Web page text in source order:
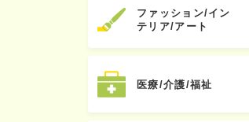
ファッション/イン
テリア/アート
医療/介護/福祉